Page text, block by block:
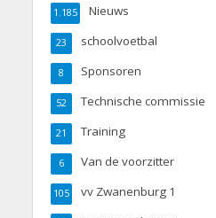
Nieuws
1.185
schoolvoetbal
23
Sponsoren
8
Technische commissie
52
Training
21
Van de voorzitter
6
vv Zwanenburg 1
105